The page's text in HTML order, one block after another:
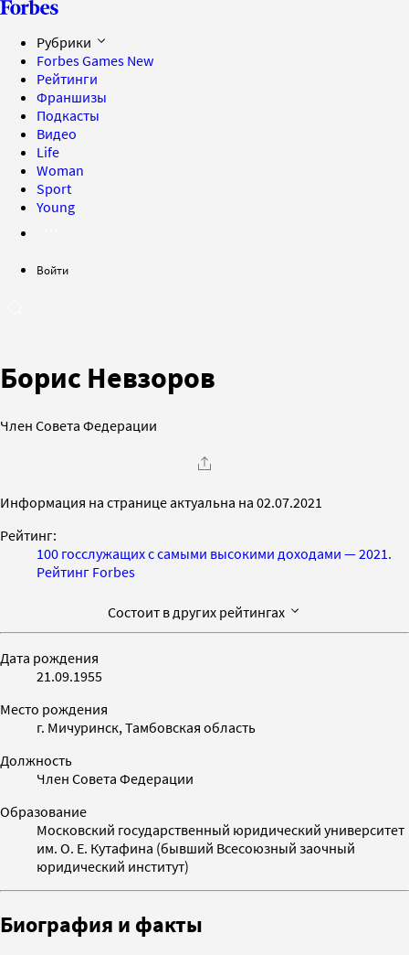
Рубрики
Forbes Games New
Рейтинги
Франшизы
Подкасты
Видео
Life
Woman
Sport
Young
Войти
Борис Невзоров
Член Совета Федерации
Информация на странице актуальна на 02.07.2021
Рейтинг:
100 госслужащих с самыми высокими доходами — 2021.
Рейтинг Forbes
Состоит в других рейтингах
Дата рождения
21.09.1955
Место рождения
г. Мичуринск, Тамбовская область
Должность
Член Совета Федерации
Образование
Московский государственный юридический университет
им. О. Е. Кутафина (бывший Всесоюзный заочный
юридический институт)
Биография и факты